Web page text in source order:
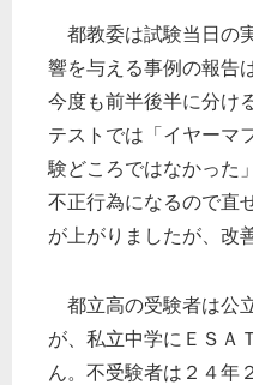
都教委は試験当日の
響を与える事例の報告
今度も前半後半に分け
テストでは「イヤーマ
験どころではなかった
不正行為になるので直
が上がりましたが、改
都立高の受験者は公
が、私立中学にＥＳＡ
ん。不受験者は２４年